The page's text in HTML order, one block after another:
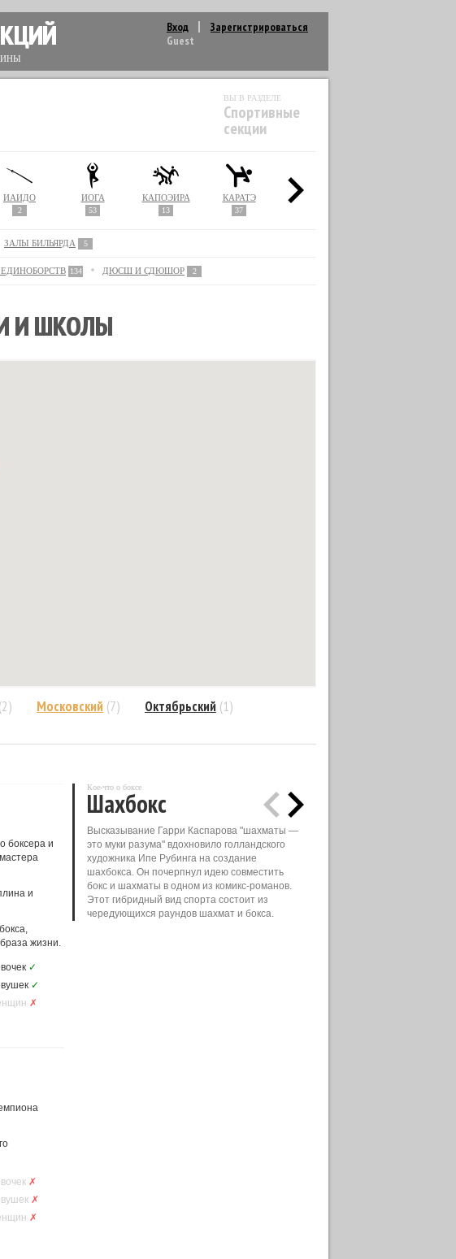
Вход
Зарегистрироваться
Guest
ВЫ В РАЗДЕЛЕ
Спортивные
секции
ИАЙДО
2
ЙОГА
53
КАПОЭЙРА
13
КАРАТЭ
37
КИКБОКСИНГ
ЗАЛЫ БИЛЬЯРДА 5
134 ДЮСШ И СДЮШОР 2
И ШКОЛЫ
(2) Московский (7) Октябрьский (1)
боксера и
и
жизни.
✓
✓
✗
✗
✗
✗
Кое-что о боксе
Шахбокс
Высказывание Гарри Каспарова "шахматы —
это муки разума" вдохновило голландского
художника Ипе Рубинга на создание
шахбокса. Он почерпнул идею совместить
бокс и шахматы в одном из комикс-романов.
Этот гибридный вид спорта состоит из
чередующихся раундов шахмат и бокса.